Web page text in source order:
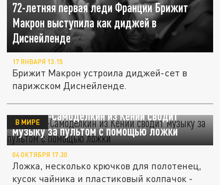
72-летняя первая леди Франции Брижит
Макрон выступила как диджей в
Диснейленде
17 ЯНВАРЯ 13:15
Брижит Макрон устроила диджей-сет в
парижском Диснейленде.
Диджей-Самоделкин из Кении сводит
музыку за пультом с помощью ложки
В МИРЕ
04 ОКТЯБРЯ 17:30
Ложка, несколько крючков для полотенец,
кусок чайника и пластиковый колпачок -